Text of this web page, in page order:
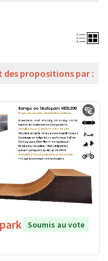
des propositions par :
Soumis au vote